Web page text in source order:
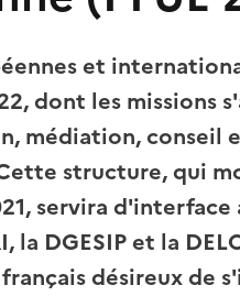
et
dont les missions
médiation, conseil
structure, qui
servira
DGESIP et la
désireux